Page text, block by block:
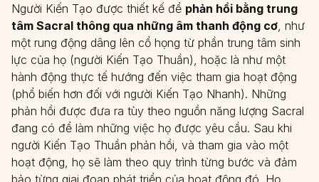
Người Kiến Tạo được thiết kế để phản hồi bằng trung
tâm Sacral thông qua những âm thanh động cơ , như
một rung động dâng lên cổ họng từ phần trung tâm sinh
lực của họ (người Kiến Tạo Thuần), hoặc là như một
hành động thực tế hướng đến việc tham gia hoạt động
(phổ biến hơn đối với người Kiến Tạo Nhanh). Những
phản hồi được đưa ra tùy theo nguồn năng lượng Sacral
đang có để làm những việc họ được yêu cầu. Sau khi
người Kiến Tạo Thuần phản hồi, và tham gia vào một
hoạt động, họ sẽ làm theo quy trình từng bước và đảm
bảo từng giai đoạn phát triển của hoạt động đó. Họ